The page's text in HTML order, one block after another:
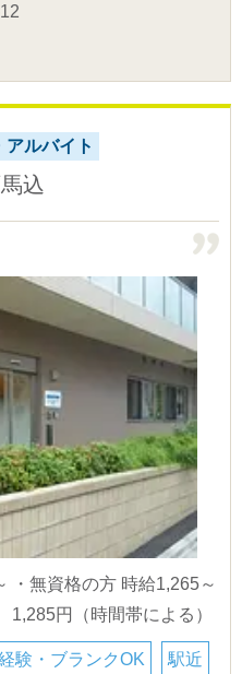
アルバイト
込
・無資格の方 時給1,265～
1,285円（時間帯による）
験・ブランクOK 駅近